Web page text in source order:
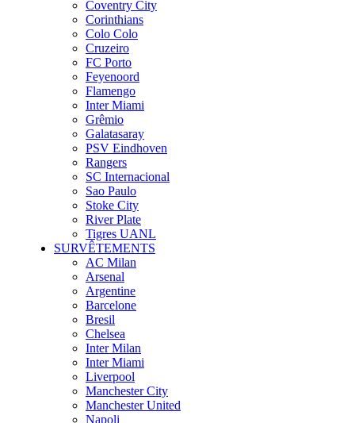
Coventry City
Corinthians
Colo Colo
Cruzeiro
FC Porto
Feyenoord
Flamengo
Inter Miami
Grêmio
Galatasaray
PSV Eindhoven
Rangers
SC Internacional
Sao Paulo
Stoke City
River Plate
Tigres UANL
SURVÊTEMENTS
AC Milan
Arsenal
Argentine
Barcelone
Bresil
Chelsea
Inter Milan
Inter Miami
Liverpool
Manchester City
Manchester United
Napoli